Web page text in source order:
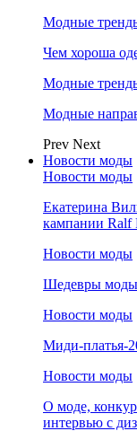
Модные
Чем хороша
Модные
Модные
Prev Next
Новости моды
Новости моды
Екатерина
кампании Ralf
Новости моды
Шедевры моды
Новости моды
Миди-платья-
Новости моды
О моде,
интервью с